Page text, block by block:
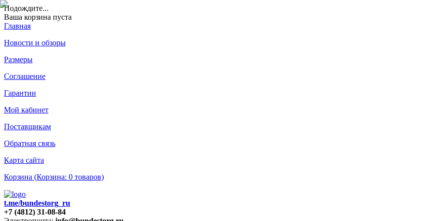
Подождите...
Ваша корзина пуста
Главная
Новости и обзоры
Размеры
Соглашение
Гарантии
Мой кабинет
Поставщикам
Обратная связь
Карта сайта
Корзина (Корзина: 0 товаров)
t.me/bundestorg_ru
+7 (4812) 31-08-84